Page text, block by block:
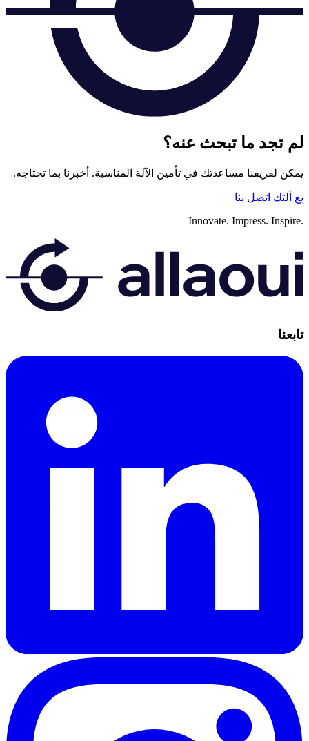
لم تجد ما تبحث عنه؟
يمكن لفريقنا مساعدتك في تأمين الآلة المناسبة. أخبرنا بما تحتاجه.
بِع آلتك اتصل بنا
Innovate. Impress. Inspire.
تابعنا